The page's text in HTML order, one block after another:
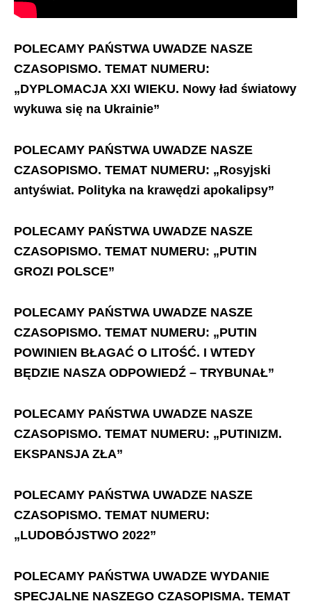
POLECAMY PAŃSTWA UWADZE NASZE
CZASOPISMO. TEMAT NUMERU:
„DYPLOMACJA XXI WIEKU. Nowy ład światowy
wykuwa się na Ukrainie”
POLECAMY PAŃSTWA UWADZE NASZE
CZASOPISMO. TEMAT NUMERU: „Rosyjski
antyświat. Polityka na krawędzi apokalipsy”
POLECAMY PAŃSTWA UWADZE NASZE
CZASOPISMO. TEMAT NUMERU: „PUTIN
GROZI POLSCE”
POLECAMY PAŃSTWA UWADZE NASZE
CZASOPISMO. TEMAT NUMERU: „PUTIN
POWINIEN BŁAGAĆ O LITOŚĆ. I WTEDY
BĘDZIE NASZA ODPOWIEDŹ – TRYBUNAŁ”
POLECAMY PAŃSTWA UWADZE NASZE
CZASOPISMO. TEMAT NUMERU: „PUTINIZM.
EKSPANSJA ZŁA”
POLECAMY PAŃSTWA UWADZE NASZE
CZASOPISMO. TEMAT NUMERU:
„LUDOBÓJSTWO 2022”
POLECAMY PAŃSTWA UWADZE WYDANIE
SPECJALNE NASZEGO CZASOPISMA. TEMAT